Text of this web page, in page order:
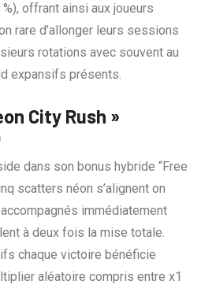
offrant ainsi aux joueurs
rare d’allonger leurs sessions
rotations avec souvent au
expansifs présents.
City Rush »
dans son bonus hybride “Free
scatters néon s’alignent on
immédiatement
à deux fois la mise totale.
chaque victoire bénéficie
aléatoire compris entre x1